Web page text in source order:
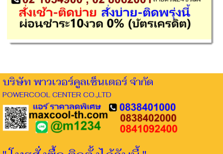
บริษัท พาวเวอร์คูลเซ็นเตอร์ จำกัด
POWERCOOL CENTER CO.,LTD